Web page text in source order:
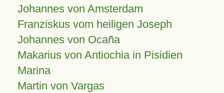
Johannes von Amsterdam
Franziskus vom heiligen Joseph
Johannes von Ocaña
Makarius von Antiochia in Pisidien
Marina
Martin von Vargas